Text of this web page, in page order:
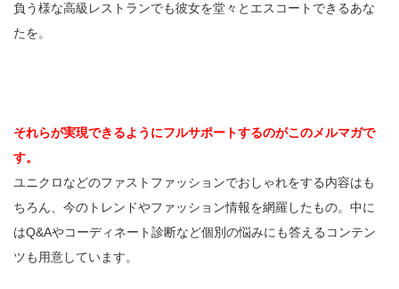
負う様な高級レストランでも彼女を堂々とエスコートできるあな
たを。
それらが実現できるようにフルサポートするのがこのメルマガで
す。
ユニクロなどのファストファッションでおしゃれをする内容はも
ちろん、今のトレンドやファッション情報を網羅したもの。中に
はQ&Aやコーディネート診断など個別の悩みにも答えるコンテン
ツも用意しています。